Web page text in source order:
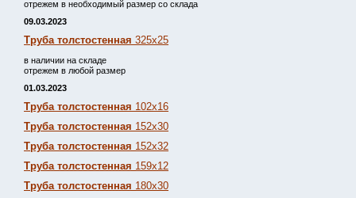
отрежем в необходимый размер со склада
09.03.2023
Труба толстостенная 325х25
в наличии на складе
отрежем в любой размер
01.03.2023
Труба толстостенная 102х16
Труба толстостенная 152х30
Труба толстостенная 152х32
Труба толстостенная 159х12
Труба толстостенная 180х30